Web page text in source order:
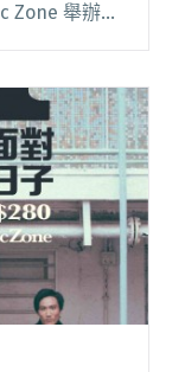
Zone 舉辦巡
歌，巡演的
髮廳巡演最